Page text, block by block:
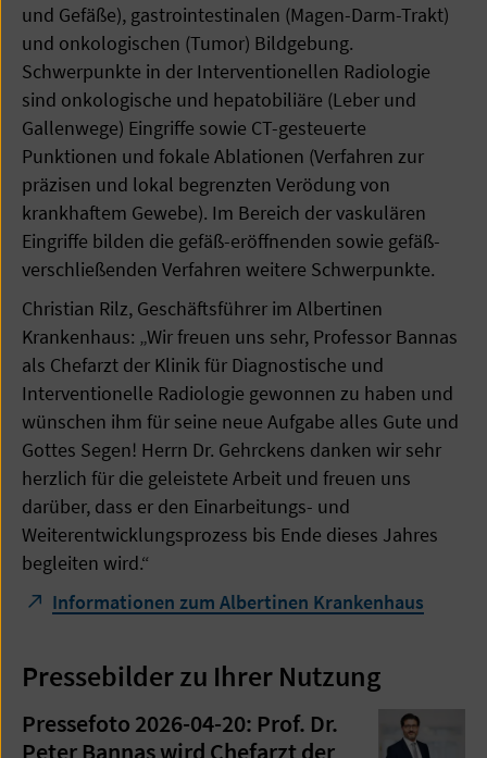
und Gefäße), gastrointestinalen (Magen-Darm-Trakt)
und onkologischen (Tumor) Bildgebung.
Schwerpunkte in der Interventionellen Radiologie
sind onkologische und hepatobiliäre (Leber und
Gallenwege) Eingriffe sowie CT-gesteuerte
Punktionen und fokale Ablationen (Verfahren zur
präzisen und lokal begrenzten Verödung von
krankhaftem Gewebe). Im Bereich der vaskulären
Eingriffe bilden die gefäß-eröffnenden sowie gefäß-
verschließenden Verfahren weitere Schwerpunkte.
Christian Rilz, Geschäftsführer im Albertinen
Krankenhaus: „Wir freuen uns sehr, Professor Bannas
als Chefarzt der Klinik für Diagnostische und
Interventionelle Radiologie gewonnen zu haben und
wünschen ihm für seine neue Aufgabe alles Gute und
Gottes Segen! Herrn Dr. Gehrckens danken wir sehr
herzlich für die geleistete Arbeit und freuen uns
darüber, dass er den Einarbeitungs- und
Weiterentwicklungsprozess bis Ende dieses Jahres
begleiten wird.“
Informationen zum Albertinen Krankenhaus
Pressebilder zu Ihrer Nutzung
Pressefoto 2026-04-20: Prof. Dr.
Peter Bannas wird Chefarzt der